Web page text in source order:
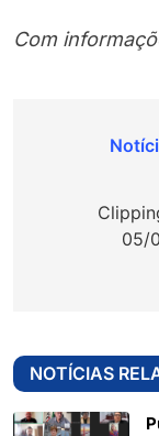
Com
05/
NOTÍCIAS